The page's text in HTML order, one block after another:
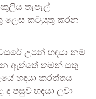
තැපැල්
ලෙස කටයුතු කරන
උපන් හඳයා නම්
ඇත්තේ තමන් සතු
හඳයා කරත්තය
පසුව හඳයා ලවා